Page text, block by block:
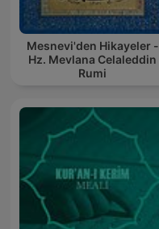
Mesnevi'den Hikayeler -
Hz. Mevlana Celaleddin
Rumi